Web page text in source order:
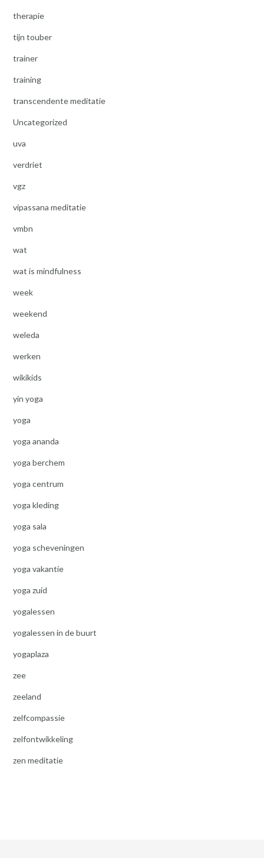
therapie
tijn touber
trainer
training
transcendente meditatie
Uncategorized
uva
verdriet
vgz
vipassana meditatie
vmbn
wat
wat is mindfulness
week
weekend
weleda
werken
wikikids
yin yoga
yoga
yoga ananda
yoga berchem
yoga centrum
yoga kleding
yoga sala
yoga scheveningen
yoga vakantie
yoga zuid
yogalessen
yogalessen in de buurt
yogaplaza
zee
zeeland
zelfcompassie
zelfontwikkeling
zen meditatie